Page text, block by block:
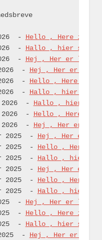
-
Hello , Here is
-
Hallo , hier sind
-
Hej , Her er lidt
-
Hej , Her er lidt
-
Hello , Here is
-
Hallo , hier sind
-
Hallo , hier sind
-
Hello , Here is
-
Hej , Her er lidt
2025
-
Hej , Her er lidt
2025
-
Hello , Here is
2025
-
Hallo , hier sind
2025
-
Hej , Her er lidt
2025
-
Hello , Here is
2025
-
Hallo , hier sind
-
Hej , Her er lidt
-
Hello , Here is
-
Hallo , hier sind
-
Hej , Her er lidt